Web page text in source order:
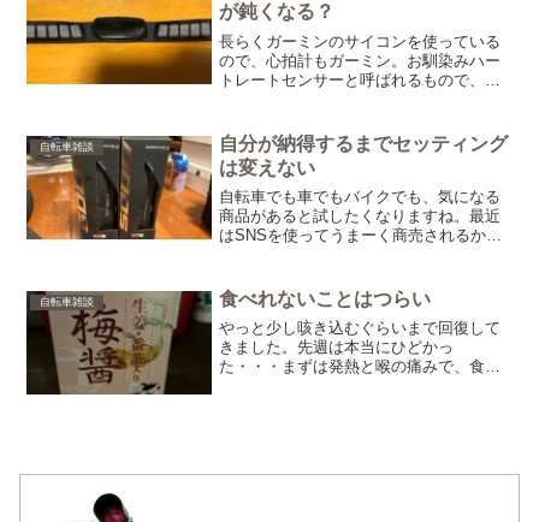
が鈍くなる？
長らくガーミンのサイコンを使っている
ので、心拍計もガーミン。お馴染みハー
トレートセンサーと呼ばれるもので、当
分管理にはとても重宝する。心拍数によ
って体のコンディシ...
自転車雑談
自分が納得するまでセッティング
は変えない
自転車でも車でもバイクでも、気になる
商品があると試したくなりますね。最近
はSNSを使ってうまーく商売されるから
止まらなくなるので(^^;;という自分も最
近やってしま...
自転車雑談 食べれないことはつらい
やっと少し咳き込むぐらいまで回復して
きました。先週は本当にひどかっ
た・・・まずは発熱と喉の痛みで、食事